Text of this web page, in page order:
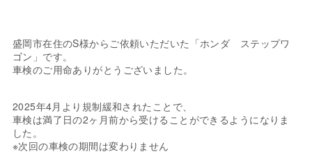
盛岡市在住のS様からご依頼いただいた「ホンダ ステップワ
ゴン」です。
車検のご用命ありがとうございました。
2025年4月より規制緩和されたことで、
車検は満了日の2ヶ月前から受けることができるようになりま
した。
※次回の車検の期間は変わりません